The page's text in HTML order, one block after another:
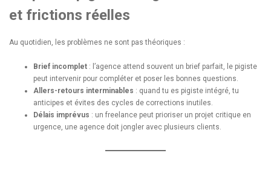
et frictions réelles
Au quotidien, les problèmes ne sont pas théoriques :
Brief incomplet : l’agence attend souvent un brief parfait, le pigiste
peut intervenir pour compléter et poser les bonnes questions.
Allers-retours interminables : quand tu es pigiste intégré, tu
anticipes et évites des cycles de corrections inutiles.
Délais imprévus : un freelance peut prioriser un projet critique en
urgence, une agence doit jongler avec plusieurs clients.